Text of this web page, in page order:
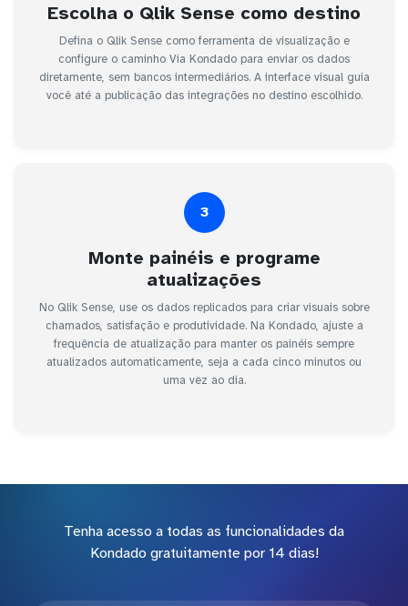
Escolha o Qlik Sense como destino
Defina o Qlik Sense como ferramenta de visualização e
configure o caminho Via Kondado para enviar os dados
diretamente, sem bancos intermediários. A interface visual guia
você até a publicação das integrações no destino escolhido.
3
Monte painéis e programe
atualizações
No Qlik Sense, use os dados replicados para criar visuais sobre
chamados, satisfação e produtividade. Na Kondado, ajuste a
frequência de atualização para manter os painéis sempre
atualizados automaticamente, seja a cada cinco minutos ou
uma vez ao dia.
Tenha acesso a todas as funcionalidades da
Kondado gratuitamente por 14 dias!